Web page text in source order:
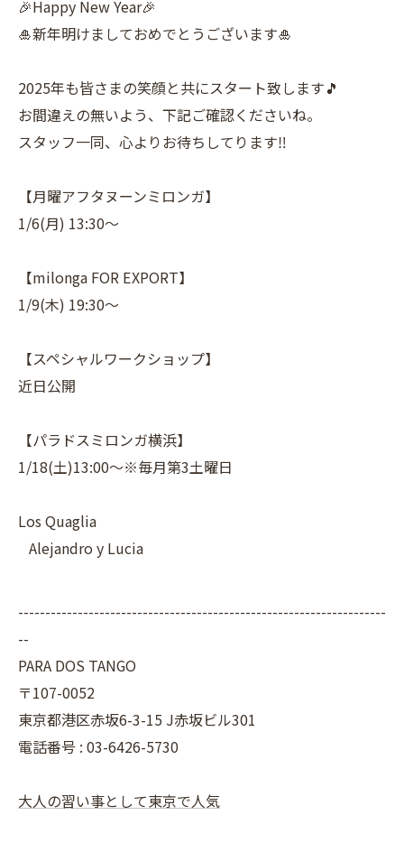
🎉Happy New Year🎉
🎍新年明けましておめでとうございます🎍
2025年も皆さまの笑顔と共にスタート致します🎵
お間違えの無いよう、下記ご確認くださいね。
スタッフ一同、心よりお待ちしてります‼️
【月曜アフタヌーンミロンガ】
1/6(月) 13:30〜
【milonga FOR EXPORT】
1/9(木) 19:30〜
【スペシャルワークショップ】
近日公開
【パラドスミロンガ横浜】
1/18(土)13:00〜※毎月第3土曜日
Los Quaglia
Alejandro y Lucia
--------------------------------------------------------------------
--
PARA DOS TANGO
〒107-0052
東京都港区赤坂6-3-15 J赤坂ビル301
電話番号 : 03-6426-5730
大人の習い事として東京で人気